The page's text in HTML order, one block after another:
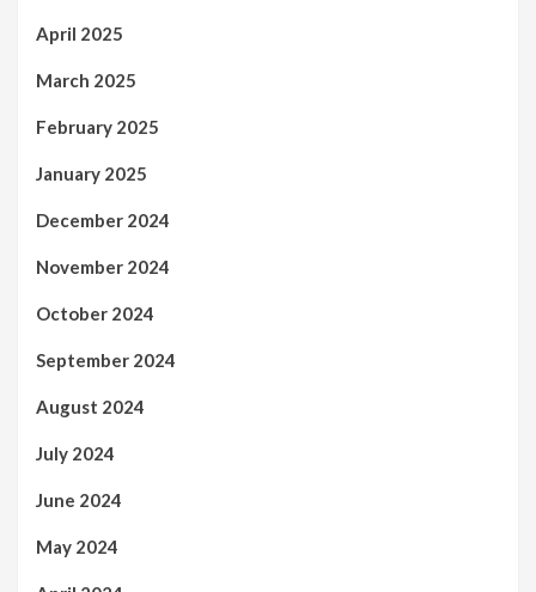
April 2025
March 2025
February 2025
January 2025
December 2024
November 2024
October 2024
September 2024
August 2024
July 2024
June 2024
May 2024